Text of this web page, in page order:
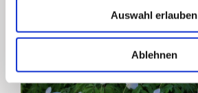
Auswahl erlauben
Ablehnen